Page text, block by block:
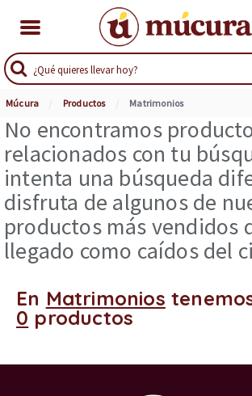
Múcura Productos Matrimonios
No encontramos
relacionados con tu
intenta una búsqueda
disfruta de algunos de
productos más vendidos
llegado como caídos del
En Matrimonios
0 productos